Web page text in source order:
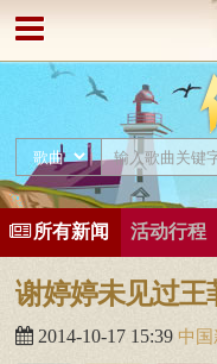
所有新闻 活动行程
谢婷婷未见过王
2014-10-17 15:39 中国